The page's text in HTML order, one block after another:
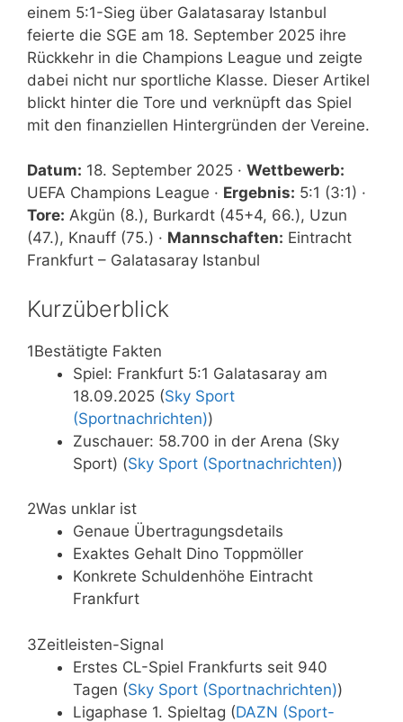
einem 5:1-Sieg über Galatasaray Istanbul
feierte die SGE am 18. September 2025 ihre
Rückkehr in die Champions League und zeigte
dabei nicht nur sportliche Klasse. Dieser Artikel
blickt hinter die Tore und verknüpft das Spiel
mit den finanziellen Hintergründen der Vereine.
Datum: 18. September 2025 · Wettbewerb:
UEFA Champions League · Ergebnis: 5:1 (3:1) ·
Tore: Akgün (8.), Burkardt (45+4, 66.), Uzun
(47.), Knauff (75.) · Mannschaften: Eintracht
Frankfurt – Galatasaray Istanbul
Kurzüberblick
1Bestätigte Fakten
Spiel: Frankfurt 5:1 Galatasaray am
18.09.2025 (Sky Sport
(Sportnachrichten))
Zuschauer: 58.700 in der Arena (Sky
Sport) (Sky Sport (Sportnachrichten))
2Was unklar ist
Genaue Übertragungsdetails
Exaktes Gehalt Dino Toppmöller
Konkrete Schuldenhöhe Eintracht
Frankfurt
3Zeitleisten-Signal
Erstes CL-Spiel Frankfurts seit 940
Tagen (Sky Sport (Sportnachrichten))
Ligaphase 1. Spieltag (DAZN (Sport-